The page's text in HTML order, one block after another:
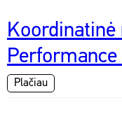
Performance
Plačiau